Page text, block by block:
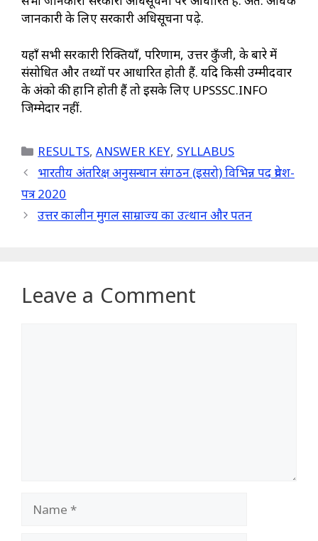
जानकारी के लिए सरकारी अधिसूचना पढ़े.
यहाँ सभी सरकारी रिक्तियाँ, परिणाम, उत्तर कुँजी, के बारे में
संसोधित और तथ्यों पर आधारित होती हैं. यदि किसी उम्मीदवार
के अंको की हानि होती हैं तो इसके लिए UPSSSC.INFO
जिम्मेदार नहीं.
Categories
RESULTS, ANSWER KEY, SYLLABUS
भारतीय अंतरिक्ष अनुसन्धान संगठन (इसरो) विभिन्न पद प्रवेश-
पत्र 2020
उत्तर कालीन मुगल साम्राज्य का उत्थान और पतन
Leave a Comment